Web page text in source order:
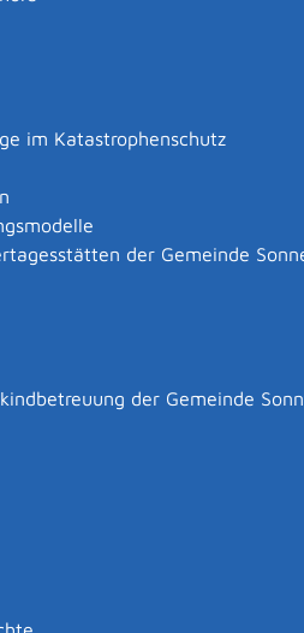
im Katastrophenschutz
der Gemeinde
der Gemeinde
Sonnenbühl e.V.
Sonnenbühl e.V.
Steinbühl e.V.
Am Steinbühl e.V.
und Schule in Undingen